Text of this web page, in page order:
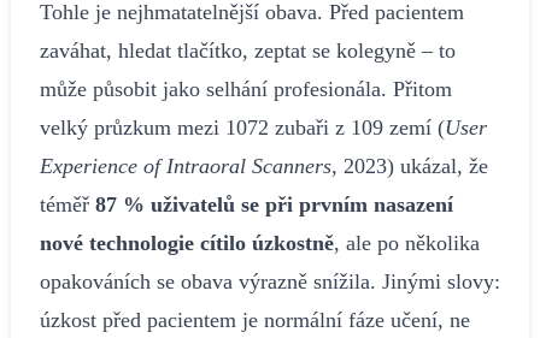
Tohle je nejhmatatelnější obava. Před pacientem
zaváhat, hledat tlačítko, zeptat se kolegyně – to
může působit jako selhání profesionála. Přitom
velký průzkum mezi 1072 zubaři z 109 zemí (User
Experience of Intraoral Scanners, 2023) ukázal, že
téměř 87 % uživatelů se při prvním nasazení
nové technologie cítilo úzkostně, ale po několika
opakováních se obava výrazně snížila. Jinými slovy:
úzkost před pacientem je normální fáze učení, ne